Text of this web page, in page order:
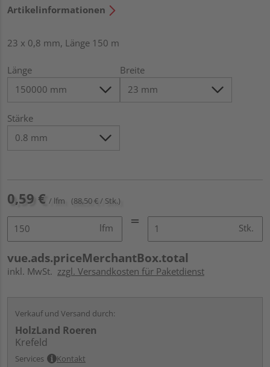
Artikelinformationen
23 x 0,8 mm, Länge 150 m
Länge Breite
Stärke
0,59 € / lfm (88,50 € / Stk.)
lfm Stk.
vue.ads.priceMerchantBox.total
inkl. MwSt. zzgl. Versandkosten für Paketdienst
Verkauf und Versand durch:
HolzLand Roeren
Krefeld
Services Kontakt